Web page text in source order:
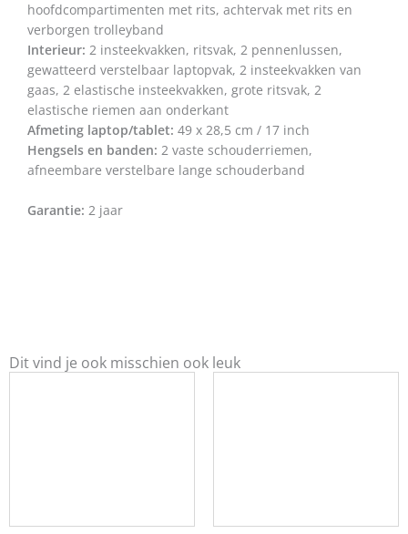
hoofdcompartimenten met rits, achtervak met rits en
verborgen trolleyband
Interieur: 2 insteekvakken, ritsvak, 2 pennenlussen,
gewatteerd verstelbaar laptopvak, 2 insteekvakken van
gaas, 2 elastische insteekvakken, grote ritsvak, 2
elastische riemen aan onderkant
Afmeting laptop/tablet: 49 x 28,5 cm / 17 inch
Hengsels en banden: 2 vaste schouderriemen,
afneembare verstelbare lange schouderband
Garantie: 2 jaar
Dit vind je ook misschien ook leuk